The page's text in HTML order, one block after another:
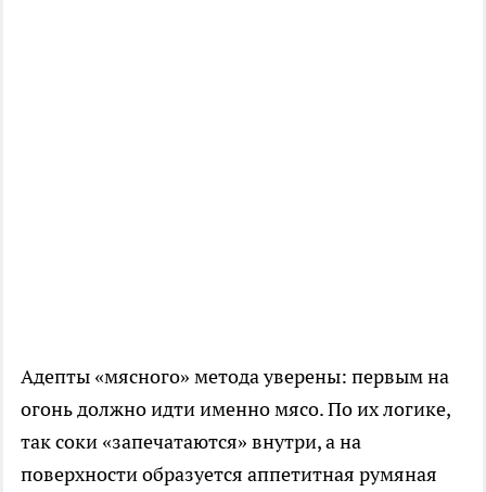
Адепты «мясного» метода уверены: первым на
огонь должно идти именно мясо. По их логике,
так соки «запечатаются» внутри, а на
поверхности образуется аппетитная румяная